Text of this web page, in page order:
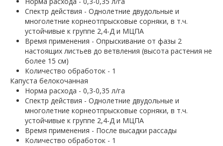
Спектр действия - Однолетние двудольные и
многолетние корнеотпрысковые сорняки, в т.ч.
устойчивые к группе 2,4-Д и МЦПА
Время применения - Опрыскивание от фазы 2
настоящих листьев до ветвления (высота растения не
более 15 см)
Количество обработок - 1
Капуста белокочанная
Норма расхода - 0,3-0,35 л/га
Спектр действия - Однолетние двудольные и
многолетние корнеотпрысковые сорняки, в т.ч.
устойчивые к группе 2,4-Д и МЦПА
Время применения - После высадки рассады
Количество обработок - 1